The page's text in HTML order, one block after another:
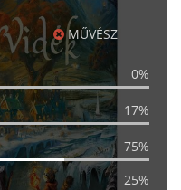
MŰVÉSZ
0%
17%
75%
25%